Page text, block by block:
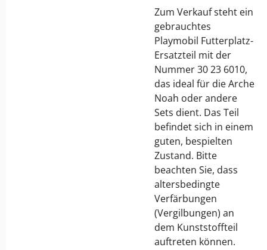
Zum Verkauf steht ein
gebrauchtes
Playmobil Futterplatz-
Ersatzteil mit der
Nummer 30 23 6010,
das ideal für die Arche
Noah oder andere
Sets dient. Das Teil
befindet sich in einem
guten, bespielten
Zustand. Bitte
beachten Sie, dass
altersbedingte
Verfärbungen
(Vergilbungen) an
dem Kunststoffteil
auftreten können.